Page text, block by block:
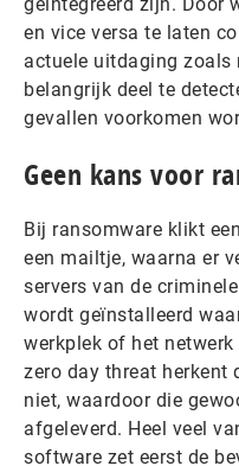
en vice versa te laten
actuele uitdaging zoals
belangrijk deel te
gevallen voorkomen
Geen kans voor
Bij ransomware klikt
een mailtje, waarna er
servers van de
wordt geïnstalleerd
werkplek of het netwerk
zero day threat herkent
niet, waardoor die
afgeleverd. Heel veel
software zet eerst de